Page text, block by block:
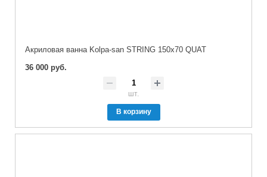
Акриловая ванна Kolpa-san STRING 150x70 QUAT
36 000 руб.
шт.
В корзину